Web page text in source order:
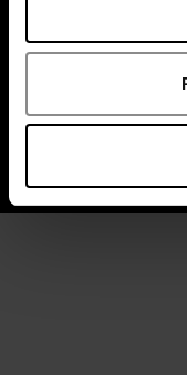
Algemene
Informatie nota van